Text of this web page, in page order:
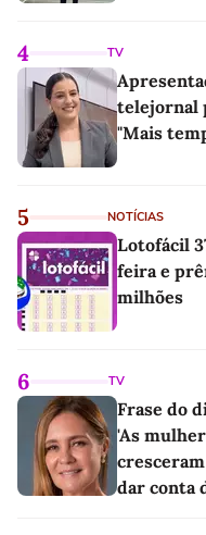
4 TV
telejornal
"Mais
5 NOTÍCIAS
Lotofácil
feira e
milhões
6 TV
Frase do
'As
dar conta